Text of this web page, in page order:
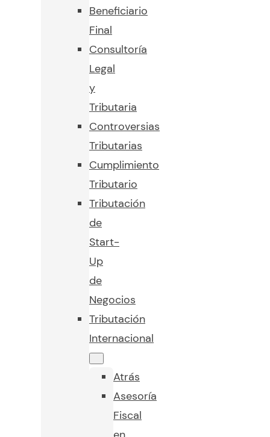
Beneficiario
Final
Consultoría
Legal
y
Tributaria
Controversias
Tributarias
Cumplimiento
Tributario
Tributación
de
Start-
Up
de
Negocios
Tributación
Internacional
Atrás
Asesoría
Fiscal